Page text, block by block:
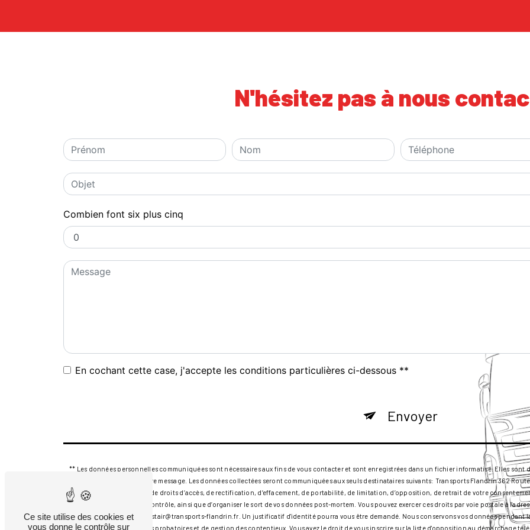
N'hésitez pas à nous
Combien font six plus cinq
En cochant cette case, j'accepte les conditions particulières ci-dessous **
Envoyer
** Les données personnelles communiquées sont nécessaires aux fins de vous contacter et sont enregistrées dans un fichier informatisé. Elles sont
seul but de répondre à votre message. Les données collectées seront communiquées aux seuls destinataires suivants: Transports Flandrin 362
flandrin.fr. Vous disposez de droits d’accès, de rectification, d’effacement, de portabilité, de limitation, d’opposition, de retrait de votre
auprès d’une autorité de contrôle, ainsi que d’organiser le sort de vos données post-mortem. Vous pouvez exercer ces droits par voie postale à
électronique à l'adresse alistair@transports-flandrin.fr. Un justificatif d'identité pourra vous être demandé. Nous conservons vos données pendant
prescription légale aux fins probatoires et de gestion des contentieux. Vous avez le droit de vous inscrire sur la liste d'opposition au démarchage
Ce site utilise des cookies et
vous donne le contrôle sur